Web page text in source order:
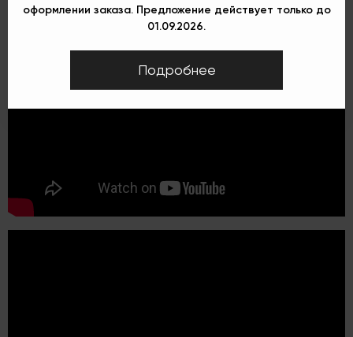
оформлении заказа. Предложение действует только до
01.09.2026.
Подробнее